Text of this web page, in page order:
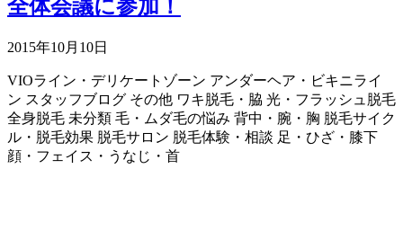
全体会議に参加！
2015年10月10日
VIOライン・デリケートゾーン アンダーヘア・ビキニライ
ン スタッフブログ その他 ワキ脱毛・脇 光・フラッシュ脱毛
全身脱毛 未分類 毛・ムダ毛の悩み 背中・腕・胸 脱毛サイク
ル・脱毛効果 脱毛サロン 脱毛体験・相談 足・ひざ・膝下
顔・フェイス・うなじ・首